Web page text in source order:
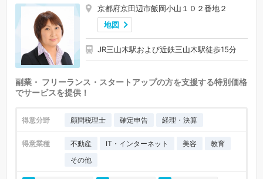
京都府京田辺市飯岡小山１０２番地２
地図
JR三山木駅および近鉄三山木駅徒歩15分
副業・ フリーランス・スタートアップの方を支援する特別価格
でサービスを提供！
得意分野 顧問税理士 確定申告 経理・決算
得意業種 不動産 IT・インターネット 美容
教育
その他